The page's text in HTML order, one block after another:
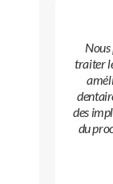
traiter
des
du